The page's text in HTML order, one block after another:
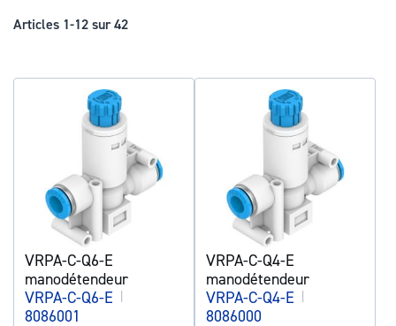
Articles 1-12 sur42
VRPA-C-Q6-E
manodétendeur
VRPA-C-Q6-E |
8086001
VRPA-C-Q4-E
manodétendeur
VRPA-C-Q4-E |
8086000